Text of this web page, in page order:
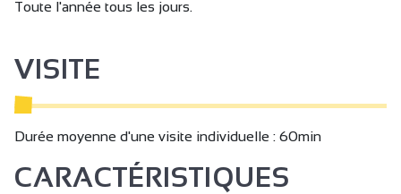
Toute l'année tous les jours.
VISITE
Durée moyenne d'une visite individuelle : 60min
CARACTÉRISTIQUES